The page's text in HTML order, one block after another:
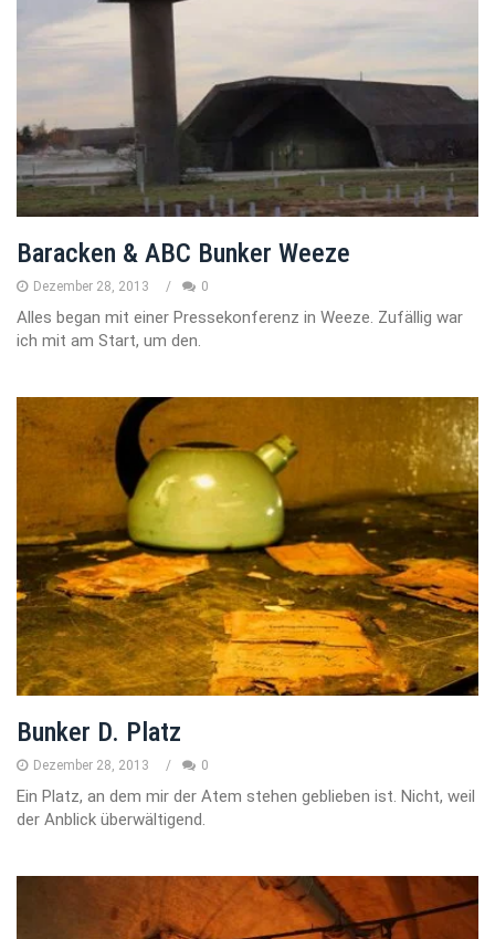
Baracken & ABC Bunker Weeze
Dezember 28, 2013 0
Alles began mit einer Pressekonferenz in Weeze. Zufällig war
ich mit am Start, um den.
Bunker D. Platz
Dezember 28, 2013 0
Ein Platz, an dem mir der Atem stehen geblieben ist. Nicht, weil
der Anblick überwältigend.